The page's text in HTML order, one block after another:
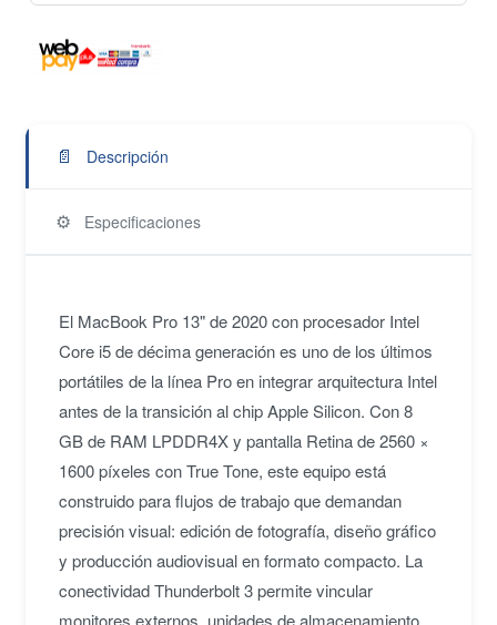
📄 Descripción
⚙️ Especificaciones
El MacBook Pro 13" de 2020 con procesador Intel
Core i5 de décima generación es uno de los últimos
portátiles de la línea Pro en integrar arquitectura Intel
antes de la transición al chip Apple Silicon. Con 8
GB de RAM LPDDR4X y pantalla Retina de 2560 ×
1600 píxeles con True Tone, este equipo está
construido para flujos de trabajo que demandan
precisión visual: edición de fotografía, diseño gráfico
y producción audiovisual en formato compacto. La
conectividad Thunderbolt 3 permite vincular
monitores externos, unidades de almacenamiento